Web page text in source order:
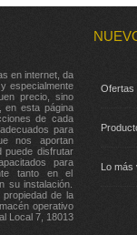
en internet, da
especialmente
precio, sino
en esta página
de cada
para
nos aportan
puede disfrutar
para
tanto en el
su instalación.
propiedad de la
operativo
Local 7, 18013
Ofertas
Lo